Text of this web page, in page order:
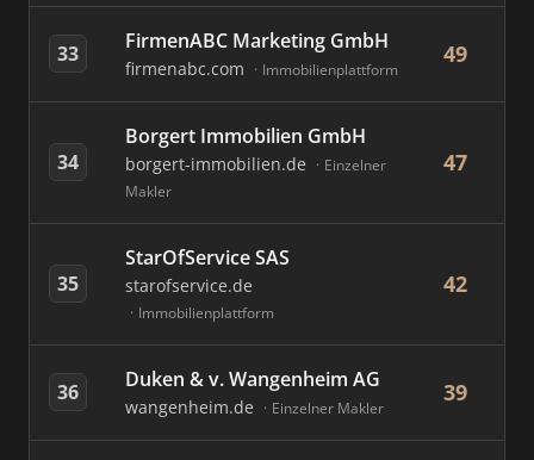
33 FirmenABC Marketing GmbH
firmenabc.com Immobilienplattform
49
34
Borgert Immobilien GmbH
borgert-immobilien.de
Einzelner
Makler
47
35
StarOfService SAS
starofservice.de
Immobilienplattform
42
36 Duken & v. Wangenheim AG
wangenheim.de Einzelner Makler
39